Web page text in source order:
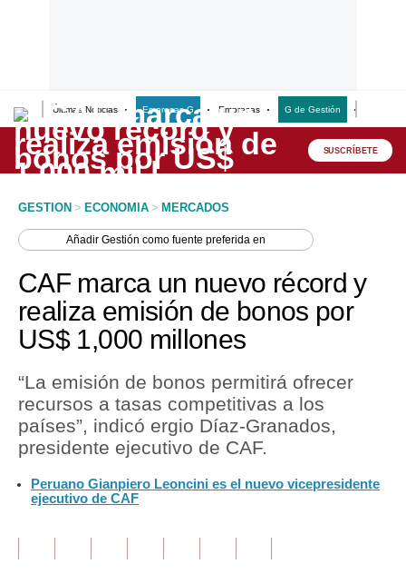
Últimas Noticias Empresas G Empresas G de Gestión
Lo último
Peru Quiosco
Economía
Mercados
Política
Tu Dinero
Finanzas Personales
SUSCRÍBETE
GESTION > ECONOMIA > MERCADOS
AñadirGestión como fuente preferida en
CAF marca un nuevo récord y
realiza emisión de bonos por
US$ 1,000 millones
“La emisión de bonos permitirá ofrecer
recursos a tasas competitivas a los
países”, indicó ergio Díaz-Granados,
presidente ejecutivo de CAF.
Peruano Gianpiero Leoncini es el nuevo vicepresidente
ejecutivo de CAF